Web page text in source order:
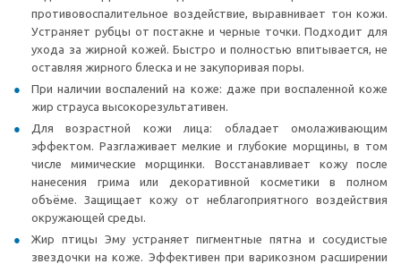
противовоспалительное воздействие, выравнивает тон кожи.
Устраняет рубцы от постакне и черные точки. Подходит для
ухода за жирной кожей. Быстро и полностью впитывается, не
оставляя жирного блеска и не закупоривая поры.
При наличии воспалений на коже: даже при воспаленной коже
жир страуса высокорезультативен.
Для возрастной кожи лица: обладает омолаживающим
эффектом. Разглаживает мелкие и глубокие морщины, в том
числе мимические морщинки. Восстанавливает кожу после
нанесения грима или декоративной косметики в полном
объёме. Защищает кожу от неблагоприятного воздействия
окружающей среды.
Жир птицы Эму устраняет пигментные пятна и сосудистые
звездочки на коже. Эффективен при варикозном расширении